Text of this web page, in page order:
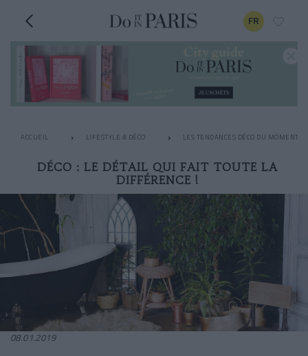
FR
ACCUEIL LIFESTYLE & DÉCO LES TENDANCES DÉCO DU MOMENT
DÉCO : LE DÉTAIL QUI FAIT TOUTE LA
DIFFÉRENCE !
08.01.2019